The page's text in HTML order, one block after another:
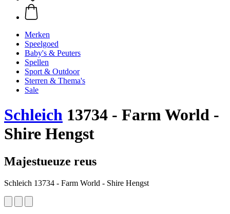
Merken
Speelgoed
Baby's & Peuters
Spellen
Sport & Outdoor
Sterren & Thema's
Sale
Schleich 13734 - Farm World -
Shire Hengst
Majestueuze reus
Schleich 13734 - Farm World - Shire Hengst